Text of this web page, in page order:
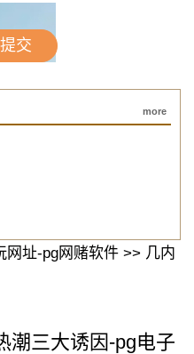
more
网址-pg网赌软件 >> 几内
潮三大诱因-pg电子